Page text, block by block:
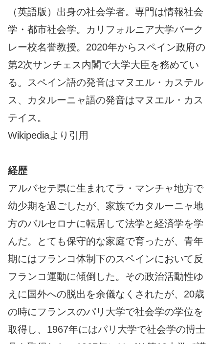
（英語版）出身の社会学者。専門は情報社会
学・都市社会学。カリフォルニア大学バーク
レー校名誉教授。2020年からスペイン政府の
第2次サンチェス内閣で大学大臣を務めてい
る。スペイン語の発音はマヌエル・カステル
ス、カタルーニャ語の発音はマヌエル・カス
テイス。
Wikipediaより引用
経歴
アルバセテ県に生まれてラ・マンチャ地方で
幼少期を過ごしたが、家族でカタルーニャ地
方のバルセロナに転居して法学と経済学を学
んだ。とても保守的な家庭で育ったが、青年
期にはフランコ体制下のスペインにおいて反
フランコ運動に傾倒した。その政治活動性ゆ
えに国外への脱出を余儀なくされたが、20歳
の時にフランスのパリ大学で社会学の学位を
取得し、1967年にはパリ大学で社会学の博士